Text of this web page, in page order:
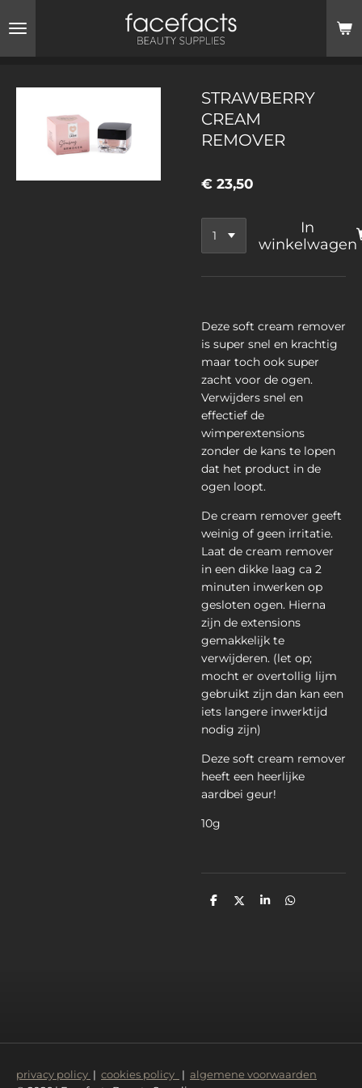
direct
hoofdinhoud
STRAWBERRY
CREAM
REMOVER
€ 23,50
In
winkelwagen
Deze soft cream remover
is super snel en krachtig
maar toch ook super
zacht voor de ogen.
Verwijders snel en
effectief de
wimperextensions
zonder de kans te lopen
dat het product in de
ogen loopt.
De cream remover geeft
weinig of geen irritatie.
Laat de cream remover
in een dikke laag ca 2
minuten inwerken op
gesloten ogen. Hierna
zijn de extensions
gemakkelijk te
verwijderen. (let op;
mocht er overtollig lijm
gebruikt zijn dan kan een
iets langere inwerktijd
nodig zijn)
Deze soft cream remover
heeft een heerlijke
aardbei geur!
10g
D
D
S
D
privacy policy | cookies policy | algemene voorwaarden